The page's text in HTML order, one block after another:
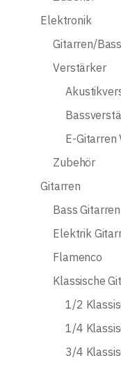
Elektronik
Gitarren/
Verstärker
E-Gitarren
Zubehör
Gitarren
Bass Gitarren
Elektrik
Flamenco
Klassische
1/2
1/4
3/4